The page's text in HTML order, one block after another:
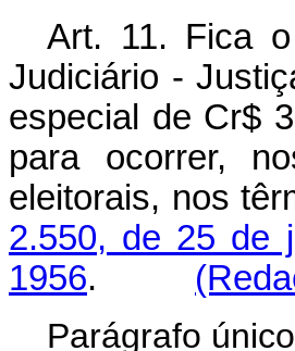
Art. 11. Fica
Judiciário -
especial de Cr$
para ocorrer,
eleitorais, nos
2.550, de 25 de
1956.
Parágrafo